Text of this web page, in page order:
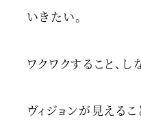
いきたい。
ワクワクすること、し
ヴィジョンが見えるこ